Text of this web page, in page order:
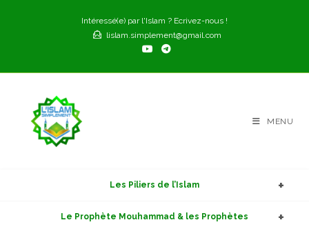
Intéressé(e) par l'Islam ? Ecrivez-nous !
lislam.simplement@gmail.com
MENU
Les Piliers de l’Islam
Le Prophète Mouhammad & les Prophètes